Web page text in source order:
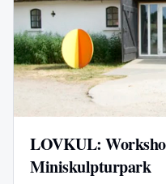
LOVKUL:
Miniskulpturpark